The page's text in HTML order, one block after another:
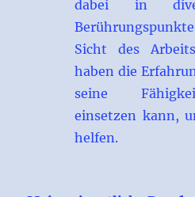
dabei in
Sicht des
haben die
seine
einsetzen kann,
helfen.